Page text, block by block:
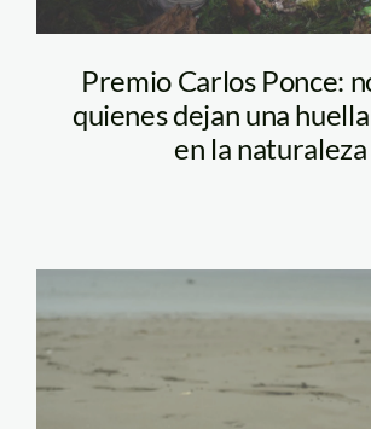
Premio Carlos Ponce:
quienes dejan una
en la naturaleza
Foto Libre de
tecnopor